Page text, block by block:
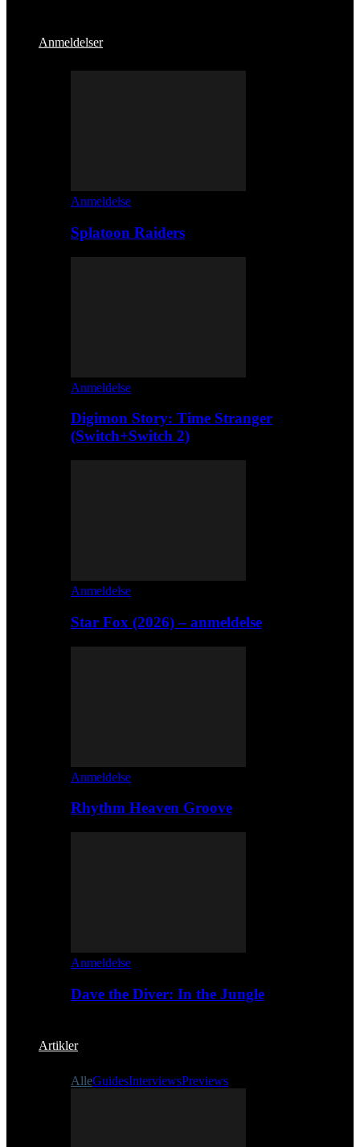
Anmeldelser
Anmeldelse
Splatoon Raiders
Anmeldelse
Digimon Story: Time Stranger
(Switch+Switch 2)
Anmeldelse
Star Fox (2026) – anmeldelse
Anmeldelse
Rhythm Heaven Groove
Anmeldelse
Dave the Diver: In the Jungle
Artikler
AlleGuidesInterviewsPreviews